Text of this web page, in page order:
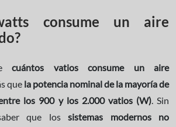
consume un aire
cuántos vatios consume un aire
que la potencia nominal de la mayoría de
los 900 y los 2.000 vatios (W). Sin
que lossistemas modernos no